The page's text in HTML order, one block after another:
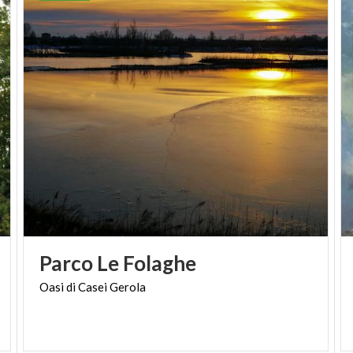
Casei, un anonimo artista che ha immortalato scene
sacre come l'Annunciazione, la Deposizione,
l'Incoronazione della Vergine, il Padre Eterno, e i
santi Marco e Luca.
Sovrano all’altare in cotto policromo, che purtroppo
conserva solo una parte dell’originale struttura, si
trova anche una pregevole àncora in cotto,
probabilmente opera delle botteghe della Certosa
di Pavia. Tra le opere di maggiore pregio c’è il
polittico in terracotta policroma , che raffigura il
committente Giovanni Matteo Bottigella,
artistico inestimabile.
accesso alla Cappella Bottigella. Tradizionalmente
Parco Le Folaghe
OasidiCaseiGerola